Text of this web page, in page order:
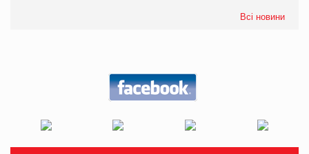
Всі новини